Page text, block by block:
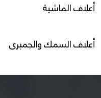
أعلاف الماشية
أعلاف السمك والجمبرى
16% هيرمان
التحليل الكيميائي : بروتين خام لايقل عن 16% دهن خام لا
يقل عن 2,84% الياف خام لا تزيد عن 2.24% طاقة ممثلة
اقرأ المزيد